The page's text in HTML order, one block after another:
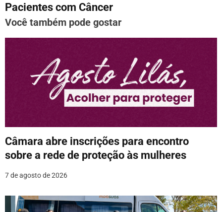
a
ç
o
s
t
Pacientes com Câncer
Você também pode gostar
Câmara abre inscrições para encontro
sobre a rede de proteção às mulheres
7 de agosto de 2026